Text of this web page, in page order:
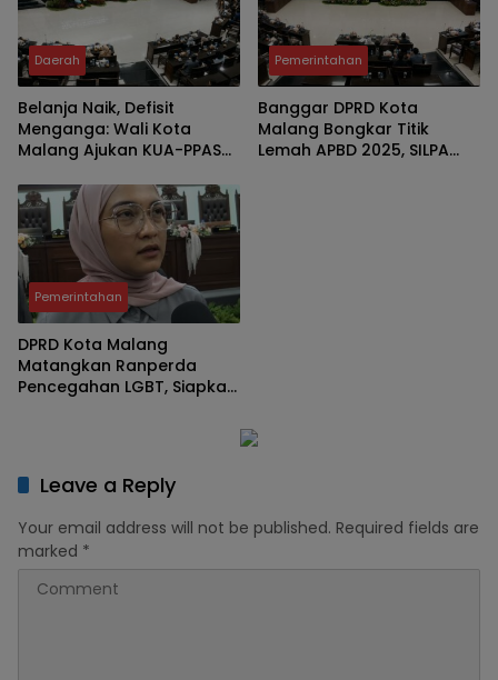
Daerah
Belanja Naik, Defisit
Menganga: Wali Kota
Malang Ajukan KUA-PPAS
ke DPRD
Pemerintahan
Banggar DPRD Kota
Malang Bongkar Titik
Lemah APBD 2025, SILPA
Pemerintahan
DPRD Kota Malang
Matangkan Ranperda
Pencegahan LGBT, Siapkan
Leave a Reply
Your email address will not be published. Required fields are
marked *